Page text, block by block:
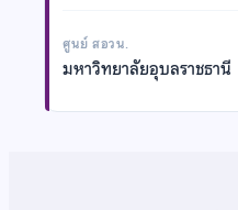
ศูนย์ สอวน.
มหาวิทยาลัยอุบลราชธานี